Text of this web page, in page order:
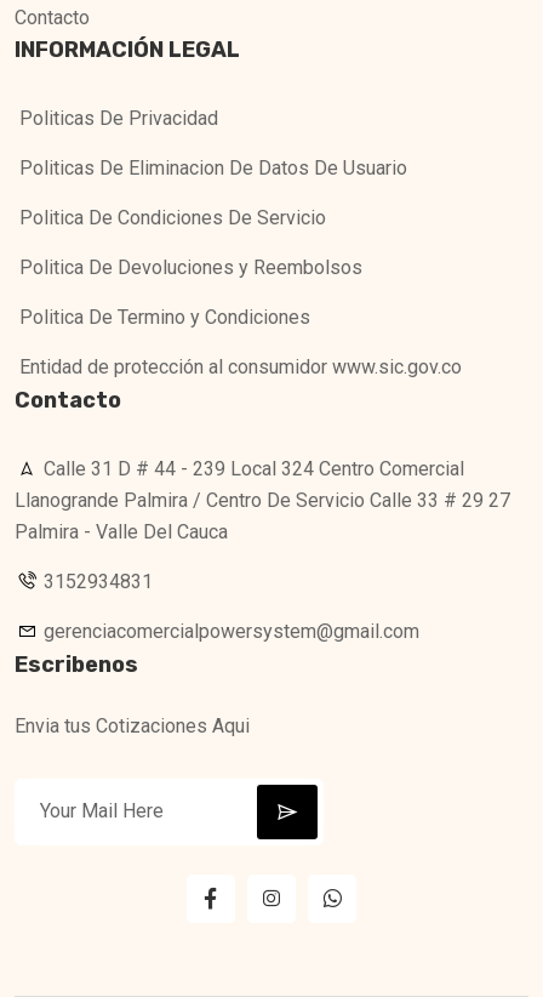
Contacto
INFORMACIÓN LEGAL
Politicas De Privacidad
Politicas De Eliminacion De Datos De Usuario
Politica De Condiciones De Servicio
Politica De Devoluciones y Reembolsos
Politica De Termino y Condiciones
Entidad de protección al consumidor www.sic.gov.co
Contacto
Calle 31 D # 44 - 239 Local 324 Centro Comercial
Llanogrande Palmira / Centro De Servicio Calle 33 # 29 27
Palmira - Valle Del Cauca
3152934831
gerenciacomercialpowersystem@gmail.com
Escribenos
Envia tus Cotizaciones Aqui